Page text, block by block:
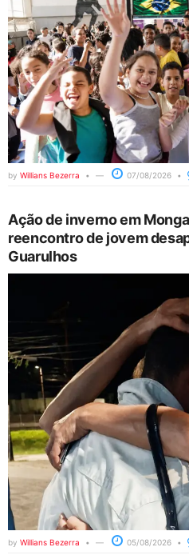
by Willians Bezerra 07/08/2026
Ação de inverno em
reencontro de jovem
Guarulhos
by Willians Bezerra 05/08/2026